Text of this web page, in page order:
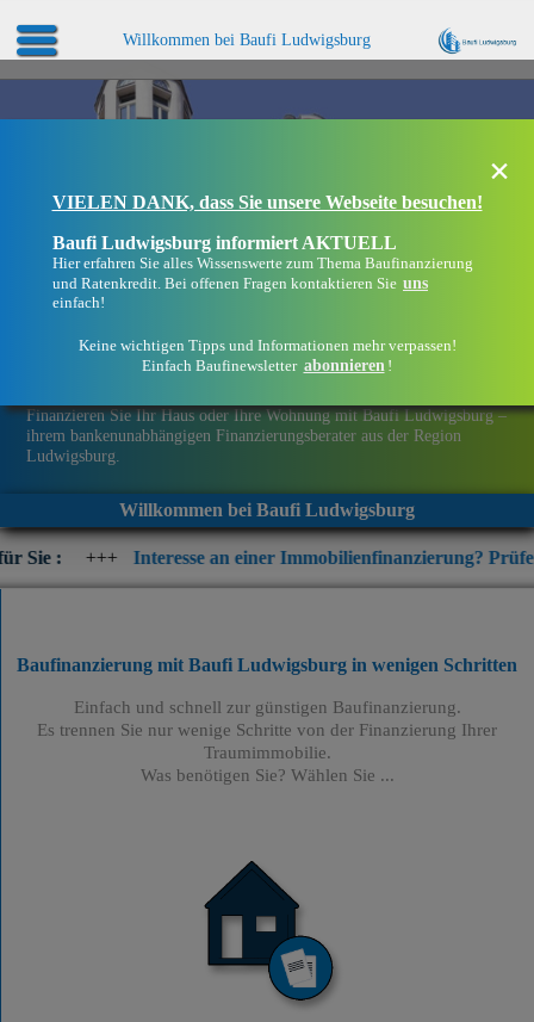
Willkommen bei Baufi Ludwigsburg
Finanzieren Sie Ihr Haus oder Ihre Wohnung mit Baufi Ludwigsburg –
ihrem bankenunabhängigen Finanzierungsberater aus der Region
Ludwigsburg.
Willkommen bei Baufi Ludwigsburg
Interesse an einer Immobilienfinanzierung? Prüfen Sie jetzt
×
VIELEN DANK, dass Sie unsere Webseite besuchen!
Baufi Ludwigsburg informiert AKTUELL
Hier erfahren Sie alles Wissenswerte zum Thema Baufinanzierung
und Ratenkredit. Bei offenen Fragen kontaktieren Sie uns
einfach!
Keine wichtigen Tipps und Informationen mehr verpassen!
Einfach Baufinewsletter abonnieren !
Baufinanzierung mit Baufi Ludwigsburg in wenigen Schritten
Einfach und schnell zur günstigen Baufinanzierung.
Es trennen Sie nur wenige Schritte von der Finanzierung Ihrer
Traumimmobilie.
Was benötigen Sie? Wählen Sie ...